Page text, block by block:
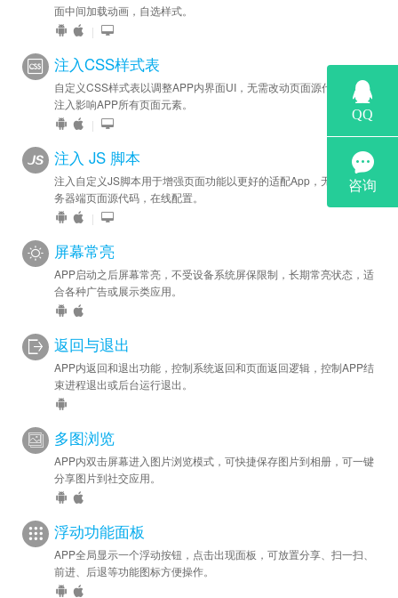
面中间加载动画，自选样式。
|
注入CSS样式表
自定义CSS样式表以调整APP内界面UI，无需改动页面源代码，一键
注入影响APP所有页面元素。
|
注入 JS 脚本
注入自定义JS脚本用于增强页面功能以更好的适配App，无需修改服
务器端页面源代码，在线配置。
|
屏幕常亮
APP启动之后屏幕常亮，不受设备系统屏保限制，长期常亮状态，适
合各种广告或展示类应用。
返回与退出
APP内返回和退出功能，控制系统返回和页面返回逻辑，控制APP结
束进程退出或后台运行退出。
多图浏览
APP内双击屏幕进入图片浏览模式，可快捷保存图片到相册，可一键
分享图片到社交应用。
浮动功能面板
APP全局显示一个浮动按钮，点击出现面板，可放置分享、扫一扫、
前进、后退等功能图标方便操作。